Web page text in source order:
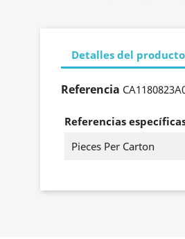
Detalles del producto
Referencia
Referencias
Pieces Per Carton